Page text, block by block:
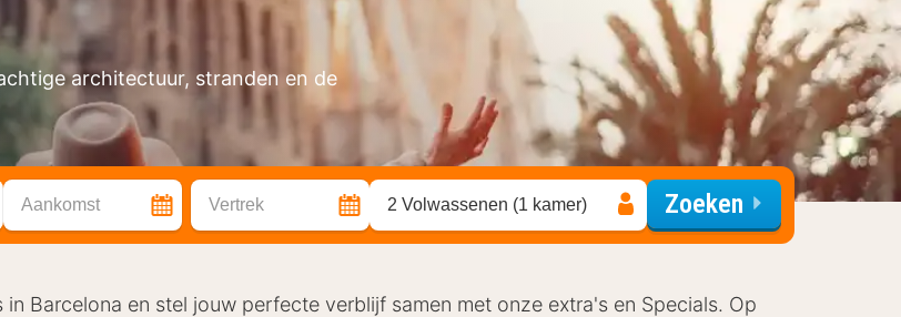
architectuur, stranden en de
Aankomst Vertrek 2 Volwassenen (1 kamer) Zoeken
in Barcelona en stel jouw perfecte verblijf samen met onze extra's en Specials. Op